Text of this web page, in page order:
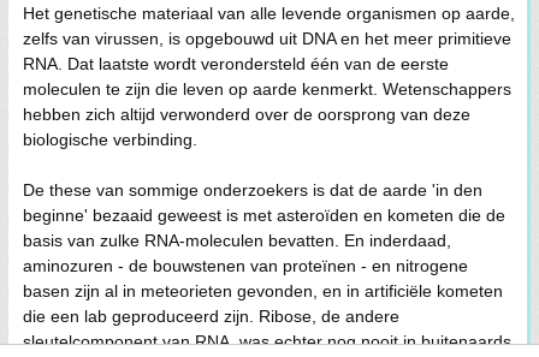
Het genetische materiaal van alle levende organismen op aarde,
zelfs van virussen, is opgebouwd uit DNA en het meer primitieve
RNA. Dat laatste wordt verondersteld één van de eerste
moleculen te zijn die leven op aarde kenmerkt. Wetenschappers
hebben zich altijd verwonderd over de oorsprong van deze
biologische verbinding.
De these van sommige onderzoekers is dat de aarde 'in den
beginne' bezaaid geweest is met asteroïden en kometen die de
basis van zulke RNA-moleculen bevatten. En inderdaad,
aminozuren - de bouwstenen van proteïnen - en nitrogene
basen zijn al in meteorieten gevonden, en in artificiële kometen
die een lab geproduceerd zijn. Ribose, de andere
sleutelcomponent van RNA, was echter nog nooit in buitenaards